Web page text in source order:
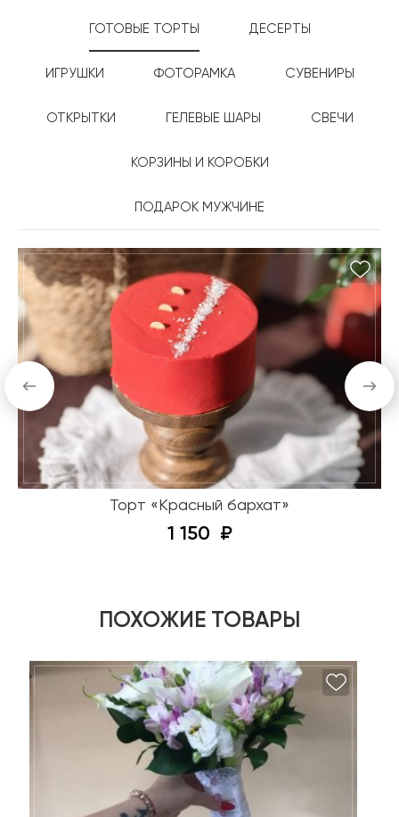
ГОТОВЫЕ ТОРТЫ ДЕСЕРТЫ
ИГРУШКИ ФОТОРАМКА СУВЕНИРЫ
ОТКРЫТКИ ГЕЛЕВЫЕ ШАРЫ СВЕЧИ
КОРЗИНЫ И КОРОБКИ
ПОДАРОК МУЖЧИНЕ
Торт «Красный бархат»
1 150
ПОХОЖИЕ ТОВАРЫ